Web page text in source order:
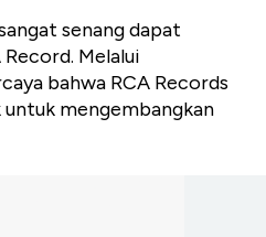
senang dapat
Melalui
bahwa RCA Records
mengembangkan